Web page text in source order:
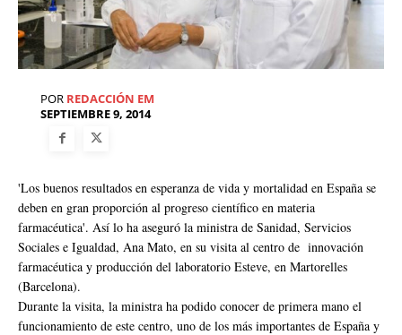
POR REDACCIÓN EM
SEPTIEMBRE 9, 2014
'Los buenos resultados en esperanza de vida y mortalidad en España se
deben en gran proporción al progreso científico en materia
farmacéutica'. Así lo ha aseguró la ministra de Sanidad, Servicios
Sociales e Igualdad, Ana Mato, en su visita al centro de innovación
farmacéutica y producción del laboratorio Esteve, en Martorelles
(Barcelona).
Durante la visita, la ministra ha podido conocer de primera mano el
funcionamiento de este centro, uno de los más importantes de España y